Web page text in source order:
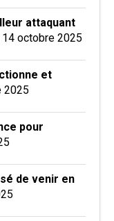
attaquant
14 octobre 2025
et
2025
pour
de venir en